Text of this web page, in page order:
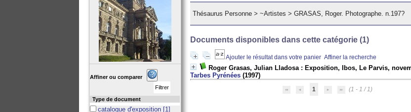
Thésaurus Personne >~Artistes >GRASAS, Roger. Photographe. n.197?
Documents disponibles dans cette catégorie (1)
Ajouter le résultat dans votre panier Affiner la recherche
Roger Grasas, Julian Lladosa : Exposition, Ibos, Le Parvis,
Tarbes Pyrénées (1997)
1 (1 - 1 / 1)
Affiner ou comparer
Type de document
catalogue d'exposition [1]